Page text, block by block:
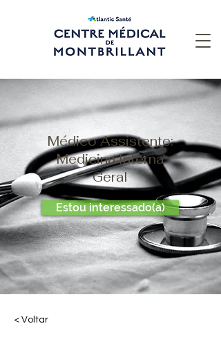
Médico Assistente:
Medicina Interna
Geral
Estou interessado(a)
< Voltar